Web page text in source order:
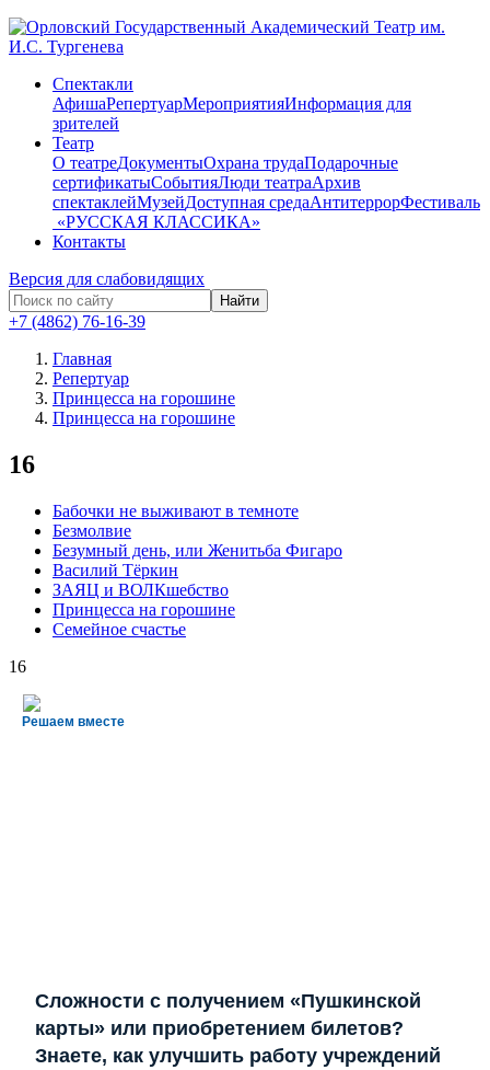
Спектакли
АфишаРепертуарМероприятияИнформация для
зрителей
Театр
О театреДокументыОхрана трудаПодарочные
сертификатыСобытияЛюди театраАрхив
спектаклейМузейДоступная средаАнтитеррорФестиваль
​ «РУССКАЯ КЛАССИКА»
Контакты
Версия для слабовидящих
Найти
+7 (4862) 76-16-39
Главная
Репертуар
Принцесса на горошине
Принцесса на горошине
16
Бабочки не выживают в темноте
Безмолвие
Безумный день, или Женитьба Фигаро
Василий Тёркин
ЗАЯЦ и ВОЛКшебство
Принцесса на горошине
Семейное счастье
16
Решаем вместе
Сложности с получением «Пушкинской
карты» или приобретением билетов?
Знаете, как улучшить работу учреждений